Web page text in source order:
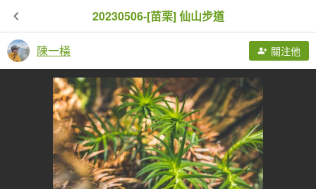
20230506-[苗栗] 仙山步道
陳一橫 關注他